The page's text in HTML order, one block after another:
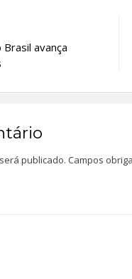
avança
publicado. Campos